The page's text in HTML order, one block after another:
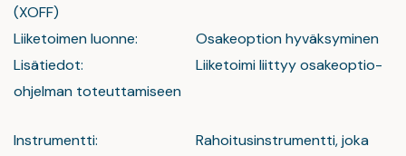
(XOFF)
Liiketoimen luonne: Osakeoption hyväksyminen
Lisätiedot: Liiketoimi liittyy osakeoptio-
ohjelman toteuttamiseen
Instrumentti: Rahoitusinstrumentti, joka